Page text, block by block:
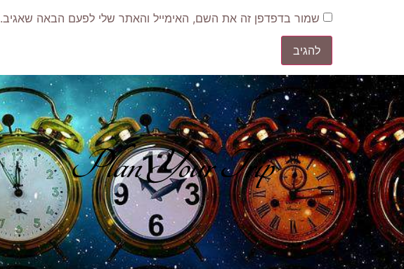
שמור בדפדפן זה את השם, האימייל והאתר שלי לפעם הבאה שאגיב.
Plan Your Trip